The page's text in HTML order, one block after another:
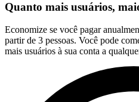
Quanto mais usuários,
Economize se você pagar
partir de 3 pessoas. Você pode
mais usuários à sua conta a